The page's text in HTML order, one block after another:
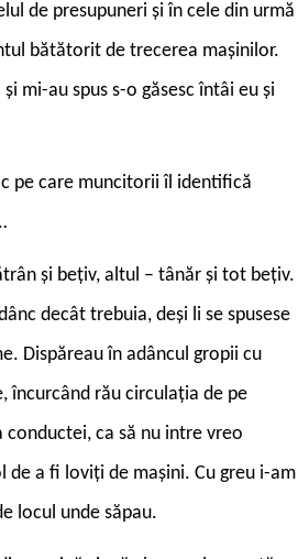
de presupuneri și în cele din urmă
bătătorit de trecerea mașinilor.
mi-au spus s-o găsesc întâi eu și
pe care muncitorii îl identifică
și bețiv, altul – tânăr și tot bețiv.
decât trebuia, deși li se spusese
Dispăreau în adâncul gropii cu
încurcând rău circulația de pe
ca să nu intre vreo
de a fi loviți de mașini. Cu greu i-am
locul unde săpau.